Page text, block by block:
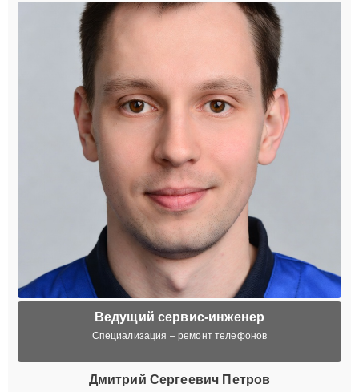
Ведущий сервис-инженер
Специализация – ремонт телефонов
Дмитрий Сергеевич Петров